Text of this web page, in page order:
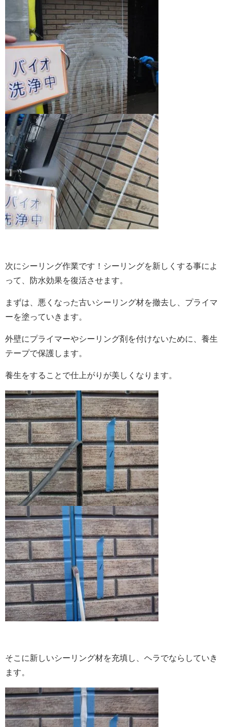
次にシーリング作業です！シーリングを新しくする事によ
って、防水効果を復活させます。
まずは、悪くなった古いシーリング材を撤去し、プライマ
ーを塗っていきます。
外壁にプライマーやシーリング剤を付けないために、養生
テープで保護します。
養生をすることで仕上がりが美しくなります。
そこに新しいシーリング材を充填し、ヘラでならしていき
ます。